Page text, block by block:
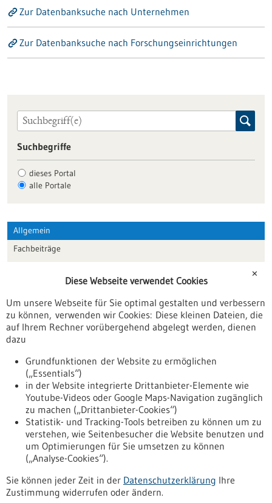
Zur Datenbanksuche nach Unternehmen
Zur Datenbanksuche nach Forschungseinrichtungen
Suchbegriffe
dieses Portal
alle Portale
Allgemein
Fachbeiträge
Veranstaltungen
Erscheinungsdatum
Nach oben
Informiert bleiben
✕
Diese Webseite verwendet Cookies
Um unsere Webseite für Sie optimal gestalten und verbessern
zu können, verwenden wir Cookies: Diese kleinen Dateien, die
auf Ihrem Rechner vorübergehend abgelegt werden, dienen
dazu
Grundfunktionen der Website zu ermöglichen
(„Essentials“)
in der Website integrierte Drittanbieter-Elemente wie
Youtube-Videos oder Google Maps-Navigation zugänglich
zu machen („Drittanbieter-Cookies“)
Statistik- und Tracking-Tools betreiben zu können um zu
verstehen, wie Seitenbesucher die Website benutzen und
um Optimierungen für Sie umsetzen zu können
(„Analyse-Cookies“).
Sie können jeder Zeit in der Datenschutzerklärung Ihre
Zustimmung widerrufen oder ändern.